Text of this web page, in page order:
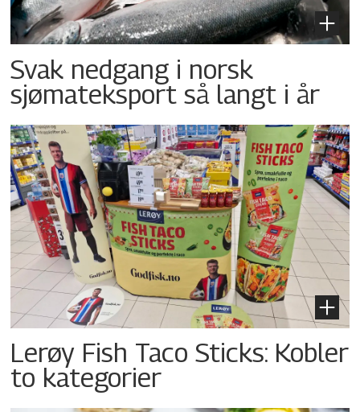
Svak nedgang i norsk
sjømateksport så langt i år
Lerøy Fish Taco Sticks: Kobler
to kategorier